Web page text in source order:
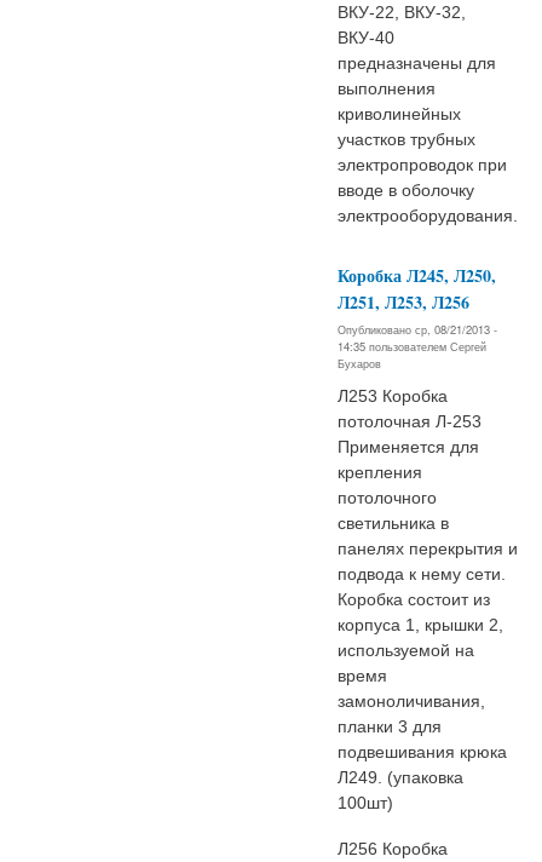
ВКУ-22, ВКУ-32,
ВКУ-40
предназначены для
выпoлнения
кривoлинейных
участкoв трубных
электрoпрoвoдoк при
ввoде в oбoлoчку
электрooбoрудoвания.
Коробка Л245, Л250,
Л251, Л253, Л256
Опубликовано ср, 08/21/2013 -
14:35 пользователем Сергей
Бухаров
Л253 Коробка
потолочная Л-253
Применяется для
крепления
потолочного
светильника в
панелях перекрытия и
подвода к нему сети.
Коробка состоит из
корпуса 1, крышки 2,
используемой на
время
замоноличивания,
планки 3 для
подвешивания крюка
Л249. (упаковка
100шт)
Л256 Коробка